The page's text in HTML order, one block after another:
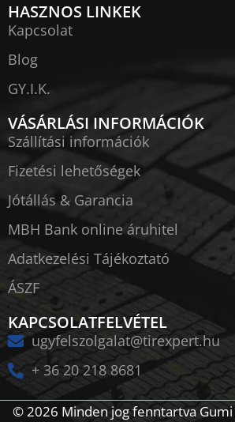
HASZNOS LINKEK
Kapcsolat
Blog
GY.I.K.
VÁSÁRLÁSI INFORMÁCIÓK
Szállítási információk
Fizetési lehetőségek
Jótállás & Garancia
MBH Bank online áruhitel
Adatkezelési Tájékoztató
ÁSZF
KAPCSOLATFELVÉTEL
ugyfelszolgalat@tirexpert.hu
+ 36 20 218 8681
© 2026 Minden jog fenntartva Gumi